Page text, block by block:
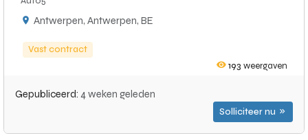
Antwerpen, Antwerpen, BE
Vast contract
193 weergaven
Gepubliceerd: 4 weken geleden
Solliciteer nu